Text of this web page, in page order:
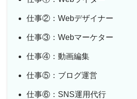
仕事②：Webデザイナー
仕事③：Webマーケター
仕事④：動画編集
仕事⑤：ブログ運営
仕事⑥：SNS運用代行